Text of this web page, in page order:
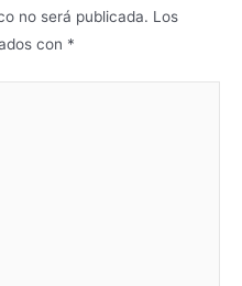
no será publicada. Los
con *